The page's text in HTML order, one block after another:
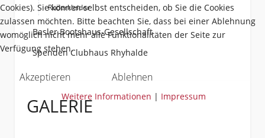
Ruderkleider
Basler Bootshaus-Gesellschaft
Spenden Clubhaus Rhyhalde
GALERIE
Cookies). Sie können selbst entscheiden, ob Sie die Cookies
zulassen möchten. Bitte beachten Sie, dass bei einer Ablehnung
womöglich nicht mehr alle Funktionalitäten der Seite zur
Verfügung stehen.
Akzeptieren Ablehnen
Weitere Informationen | Impressum